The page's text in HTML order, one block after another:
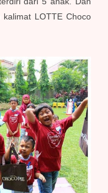
LOTTE Choco